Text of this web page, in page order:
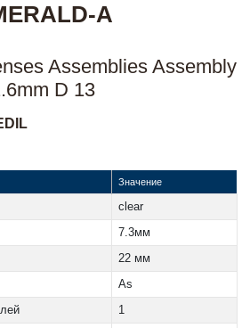
A
Assemblies Assembly
D 13
Значение
clear
7.3мм
22 мм
As
1